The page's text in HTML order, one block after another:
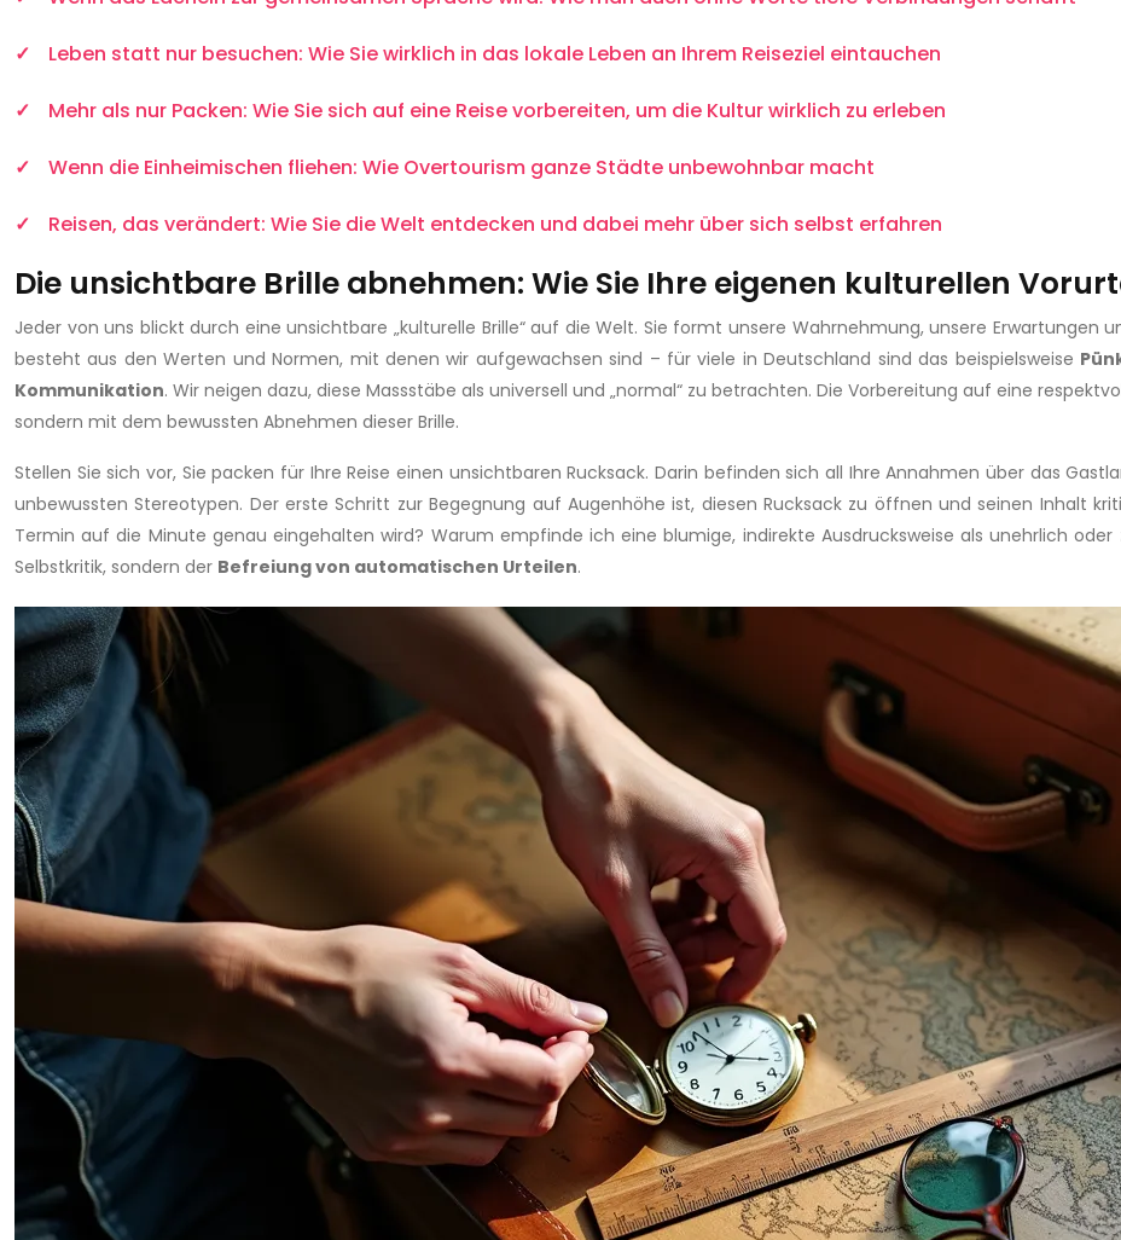
Leben statt nur besuchen: Wie Sie wirklich in das lokale Leben an Ihrem Reiseziel eintauchen
Mehr als nur Packen: Wie Sie sich auf eine Reise vorbereiten, um die Kultur wirklich zu erleben
Wenn die Einheimischen fliehen: Wie Overtourism ganze Städte unbewohnbar macht
Reisen, das verändert: Wie Sie die Welt entdecken und dabei mehr über sich selbst erfahren
Die unsichtbare Brille abnehmen: Wie Sie Ihre eigenen kulturellen
Jeder von uns blickt durch eine unsichtbare „kulturelle Brille“ auf die Welt. Sie formt unsere Wahrnehmung, unsere Erwartungen
besteht aus den Werten und Normen, mit denen wir aufgewachsen sind – für viele in Deutschland sind das beispielsweise
Kommunikation. Wir neigen dazu, diese Massstäbe als universell und „normal“ zu betrachten. Die Vorbereitung auf eine
sondern mit dem bewussten Abnehmen dieser Brille.
Stellen Sie sich vor, Sie packen für Ihre Reise einen unsichtbaren Rucksack. Darin befinden sich all Ihre Annahmen über das
unbewussten Stereotypen. Der erste Schritt zur Begegnung auf Augenhöhe ist, diesen Rucksack zu öffnen und seinen Inhalt
Termin auf die Minute genau eingehalten wird? Warum empfinde ich eine blumige, indirekte Ausdrucksweise als unehrlich
Selbstkritik, sondern der Befreiung von automatischen Urteilen.